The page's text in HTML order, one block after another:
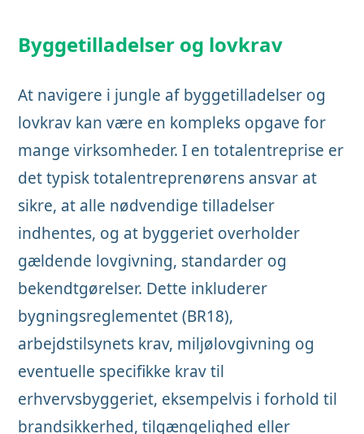
Byggetilladelser og lovkrav
At navigere i jungle af byggetilladelser og
lovkrav kan være en kompleks opgave for
mange virksomheder. I en totalentreprise er
det typisk totalentreprenørens ansvar at
sikre, at alle nødvendige tilladelser
indhentes, og at byggeriet overholder
gældende lovgivning, standarder og
bekendtgørelser. Dette inkluderer
bygningsreglementet (BR18),
arbejdstilsynets krav, miljølovgivning og
eventuelle specifikke krav til
erhvervsbyggeriet, eksempelvis i forhold til
brandsikkerhed, tilgængelighed eller